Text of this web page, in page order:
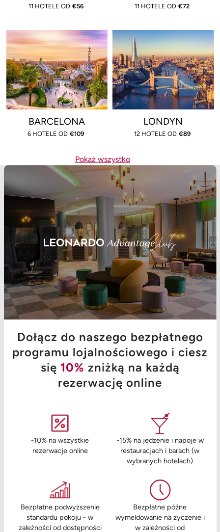
11 HOTELE OD €56 11 HOTELE OD €72
BARCELONA
6 HOTELE OD €109
LONDYN
12 HOTELE OD €89
Pokaż wszystko
Dołącz do naszego bezpłatnego
programu lojalnościowego i ciesz
się 10% zniżką na każdą
rezerwację online
-10% na wszystkie
rezerwacje online
-15% na jedzenie i napoje w
restauracjach i barach (w
wybranych hotelach)
Bezpłatne podwyższenie
standardu pokoju - w
zależności od dostępności
Bezpłatne późne
wymeldowanie na życzenie i
w zależności od